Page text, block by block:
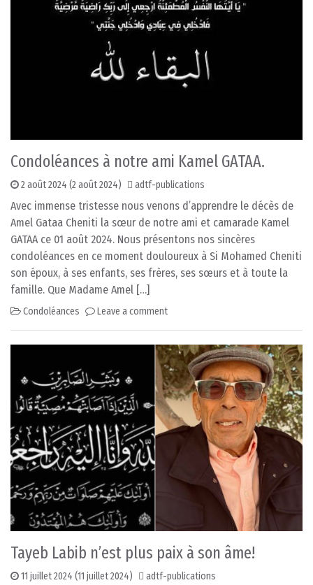
Condoléances à notre ami Kamel GATAA.
2 août 2024 (2 août 2024) adtf-publications
Avec immense tristesse nous venons d’apprendre le décès de
Amel Gataa Cheniti la sœur de notre ami et camarade Kamel
GATAA ce 01 août 2024. Nous présentons nos sincères
condoléances en ce moment douloureux à Si Mohamed Cheniti
son époux, à ses enfants, ses frères, ses sœurs et à toute la
famille. Que Madame Amel […]
Condoléances Leave a comment
Tayeb Labib n’est plus paix à son âme!
11 juillet 2024 (11 juillet 2024) adtf-publications